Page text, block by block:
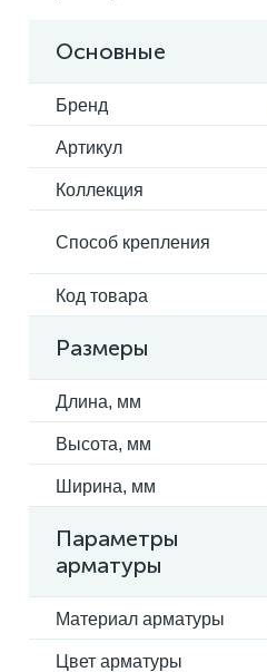
Основные
Бренд
Артикул
Коллекция
Способ крепления
Код товара
Размеры
Длина, мм
Высота, мм
Ширина, мм
Параметры
арматуры
Материал арматуры
Цвет арматуры